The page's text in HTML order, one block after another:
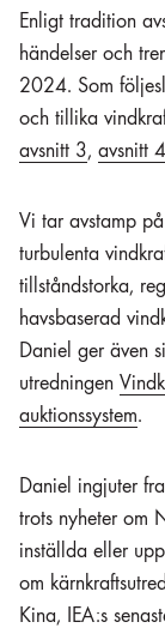
Enligt tradition
händelser och
2024. Som
och tillika
avsnitt 3, avsnitt
Vi tar avstamp
turbulenta
tillståndstorka,
havsbaserad
Daniel ger även
utredningen
auktionssystem.
Daniel ingjuter
trots nyheter om
inställda eller
om
Kina, IEA:s